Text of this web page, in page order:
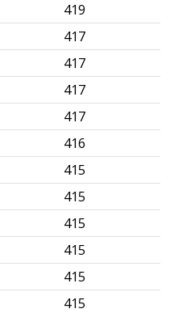
419
417
417
417
417
416
415
415
415
415
415
415